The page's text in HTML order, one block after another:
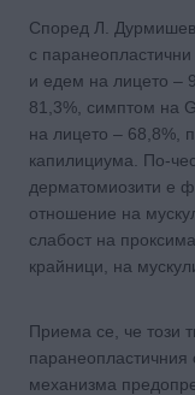
Според Л.
с
и едем на лицето –
81,3%, симптом на
на лицето – 68,8%,
капилициума. По-
дерматомиозити е
отношение на
слабост на
крайници, на
Приема се, че този
паранеопластичния
механизма